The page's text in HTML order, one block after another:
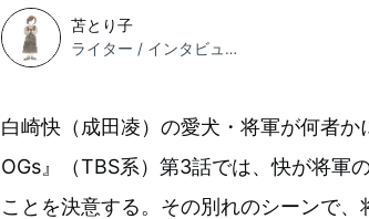
苫とり子
ライター / インタビュアー
白崎快（成田凌）の愛犬・将軍が何者
OGs』（TBS系）第3話では、快が将軍
ことを決意する。その別れのシーンで、